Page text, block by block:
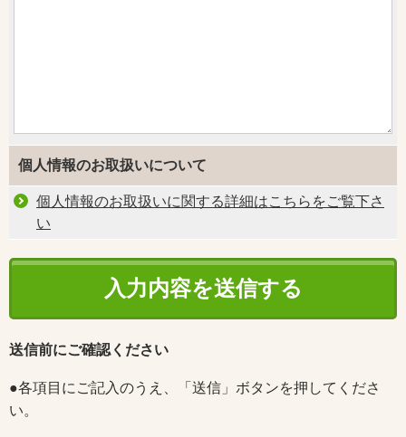
個人情報のお取扱いについて
個人情報のお取扱いに関する詳細はこちらをご覧下さ
い
送信前にご確認ください
●各項目にご記入のうえ、「送信」ボタンを押してくださ
い。